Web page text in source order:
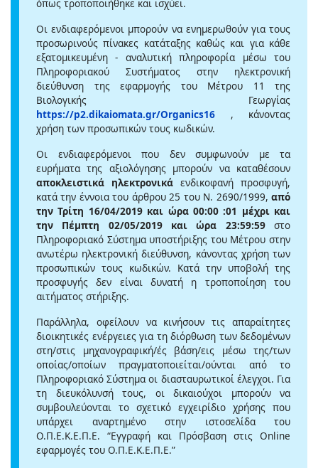
όπως τροποποιήθηκε και ισχύει.
Οι ενδιαφερόμενοι μπορούν να ενημερωθούν για τους
προσωρινούς πίνακες κατάταξης καθώς και για κάθε
εξατομικευμένη - αναλυτική πληροφορία μέσω του
Πληροφοριακού Συστήματος στην ηλεκτρονική
διεύθυνση της εφαρμογής του Μέτρου 11 της
Βιολογικής Γεωργίας
https://p2.dikaiomata.gr/Organics16
, κάνοντας
χρήση των προσωπικών τους κωδικών.
Οι ενδιαφερόμενοι που δεν συμφωνούν με τα
ευρήματα της αξιολόγησης μπορούν να καταθέσουν
αποκλειστικά ηλεκτρονικά ενδικοφανή προσφυγή,
κατά την έννοια του άρθρου 25 του Ν. 2690/1999, από
την Τρίτη 16/04/2019 και ώρα 00:00 :01 μέχρι και
την Πέμπτη 02/05/2019 και ώρα 23:59:59στο
Πληροφοριακό Σύστημα υποστήριξης του Μέτρου στην
ανωτέρω ηλεκτρονική διεύθυνση, κάνοντας χρήση των
προσωπικών τους κωδικών. Κατά την υποβολή της
προσφυγής δεν είναι δυνατή η τροποποίηση του
αιτήματος στήριξης.
Παράλληλα, οφείλουν να κινήσουν τις απαραίτητες
διοικητικές ενέργειες για τη διόρθωση των δεδομένων
στη/στις μηχανογραφική/ές βάση/εις μέσω της/των
οποίας/οποίων πραγματοποιείται/ούνται από το
Πληροφοριακό Σύστημα οι διασταυρωτικοί έλεγχοι. Για
τη διευκόλυνσή τους, οι δικαιούχοι μπορούν να
συμβουλεύονται το σχετικό εγχειρίδιο χρήσης που
υπάρχει αναρτημένο στην ιστοσελίδα του
Ο.Π.Ε.Κ.Ε.Π.Ε. “Εγγραφή και Πρόσβαση στις Online
εφαρμογές του Ο.Π.Ε.Κ.Ε.Π.Ε.”